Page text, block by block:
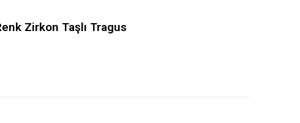
Zirkon Taşlı Tragus